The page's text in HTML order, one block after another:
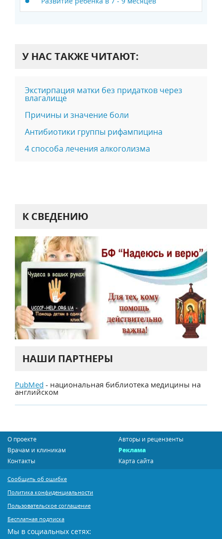
У НАС ТАКЖЕ ЧИТАЮТ:
Экстирпация матки без придатков через
влагалище
Причины и значение боли
Антибиотики группы рифампицина
4 способа лечения алкоголизма
К СВЕДЕНИЮ
НАШИ ПАРТНЕРЫ
PubMed - национальная библиотека медицины на
английском
О проекте
Авторы и рецензенты
Врачам и клиникам
Реклама
Контакты
Карта сайта
Сообщить об ошибке
Политика конфиденциальности
Пользовательское соглашение
Бесплатная подписка
Мы в социальных сетях: